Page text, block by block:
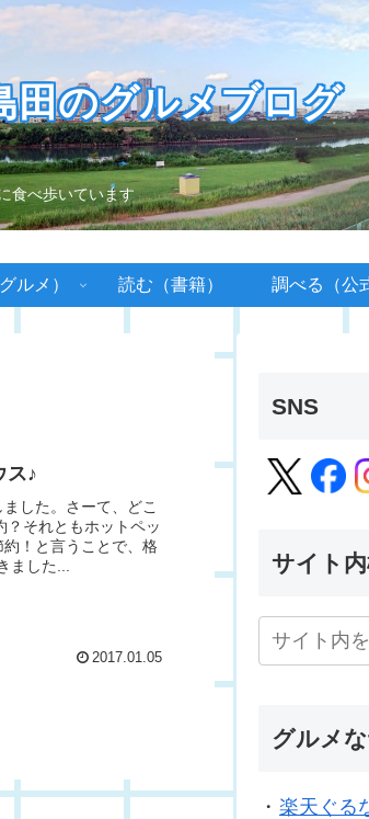
田のグルメブログ
食べ歩いています
ルメ） 読む（書籍） 調べる（公
ス♪
した。さーて、どこ
？それともホットペッ
！と言うことで、格
ました...
2017.01.05
SNS
サイト
グルメ
・ 楽天ぐる